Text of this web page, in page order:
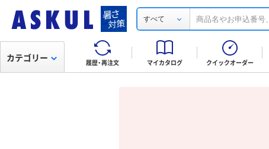
すべて
履歴・再注文 マイカタログ クイックオーダー
カテゴリー